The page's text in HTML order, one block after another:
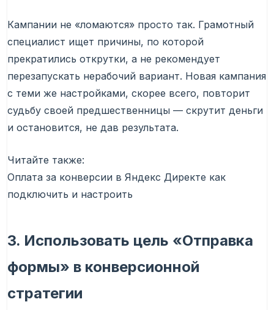
Кампании не «ломаются» просто так. Грамотный
специалист ищет причины, по которой
прекратились открутки, а не рекомендует
перезапускать нерабочий вариант. Новая кампания
с теми же настройками, скорее всего, повторит
судьбу своей предшественницы — скрутит деньги
и остановится, не дав результата.
Читайте также:
Оплата за конверсии в Яндекс Директе как
подключить и настроить
3. Использовать цель «Отправка
формы» в конверсионной
стратегии